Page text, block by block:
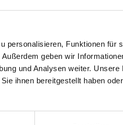
personalisieren, Funktionen für
geben wir
und Analysen weiter.
ihnen bereitgestellt haben